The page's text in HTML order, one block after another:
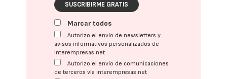
SUSCRIBIRME GRATIS
Marcar todos
Autorizo el envío de newsletters y
avisos informativos personalizados de
interempresas.net
Autorizo el envío de comunicaciones
de terceros vía interempresas.net